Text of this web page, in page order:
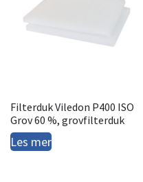
Filterduk Viledon P400 ISO
Grov 60 %, grovfilterduk
Les mer